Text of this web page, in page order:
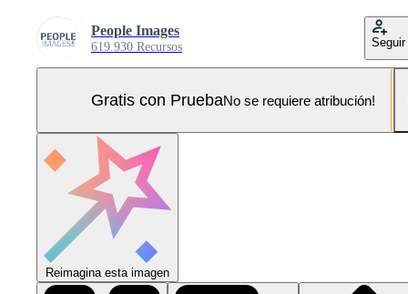
People Images
619.930 Recursos Seguir
Gratis con PruebaNo se requiere atribución!
Reimagina esta imagen